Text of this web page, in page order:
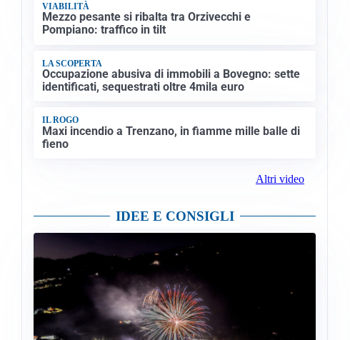
VIABILITÀ
Mezzo pesante si ribalta tra Orzivecchi e
Pompiano: traffico in tilt
LA SCOPERTA
Occupazione abusiva di immobili a Bovegno: sette
identificati, sequestrati oltre 4mila euro
IL ROGO
Maxi incendio a Trenzano, in fiamme mille balle di
fieno
Altri video
IDEE E CONSIGLI